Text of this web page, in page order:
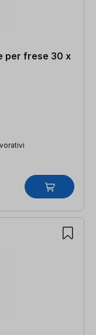
per frese 30 x